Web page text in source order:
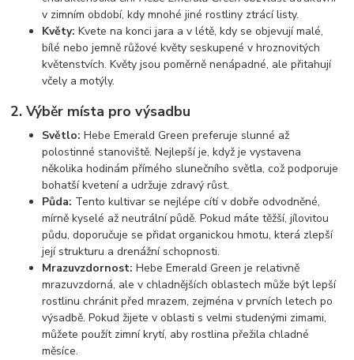
v zimním období, kdy mnohé jiné rostliny ztrácí listy.
Květy: Kvete na konci jara a v létě, kdy se objevují malé,
bílé nebo jemně růžové květy seskupené v hroznovitých
květenstvích. Květy jsou poměrně nenápadné, ale přitahují
včely a motýly.
2.Výběr místa pro výsadbu
Světlo: Hebe Emerald Green preferuje slunné až
polostinné stanoviště. Nejlepší je, když je vystavena
několika hodinám přímého slunečního světla, což podporuje
bohatší kvetení a udržuje zdravý růst.
Půda: Tento kultivar se nejlépe cítí v dobře odvodněné,
mírně kyselé až neutrální půdě. Pokud máte těžší, jílovitou
půdu, doporučuje se přidat organickou hmotu, která zlepší
její strukturu a drenážní schopnosti.
Mrazuvzdornost: Hebe Emerald Green je relativně
mrazuvzdorná, ale v chladnějších oblastech může být lepší
rostlinu chránit před mrazem, zejména v prvních letech po
výsadbě. Pokud žijete v oblasti s velmi studenými zimami,
můžete použít zimní krytí, aby rostlina přežila chladné
měsíce.